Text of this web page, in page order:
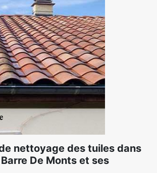
nettoyage des tuiles dans
De Monts et ses